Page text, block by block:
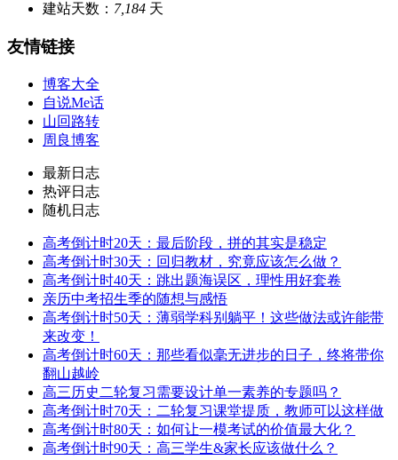
建站天数： 7,184 天
友情链接
博客大全
自说Me话
山回路转
周良博客
最新日志
热评日志
随机日志
高考倒计时20天：最后阶段，拼的其实是稳定
高考倒计时30天：回归教材，究竟应该怎么做？
高考倒计时40天：跳出题海误区，理性用好套卷
亲历中考招生季的随想与感悟
高考倒计时50天：薄弱学科别躺平！这些做法或许能带
来改变！
高考倒计时60天：那些看似毫无进步的日子，终将带你
翻山越岭
高三历史二轮复习需要设计单一素养的专题吗？
高考倒计时70天：二轮复习课堂提质，教师可以这样做
高考倒计时80天：如何让一模考试的价值最大化？
高考倒计时90天：高三学生&家长应该做什么？